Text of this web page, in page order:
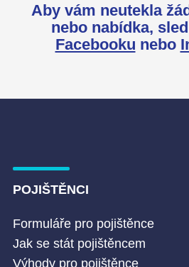
Aby vám neutekla
nebo nabídka,
Facebooku nebo
POJIŠTĚNCI
Formuláře pro pojištěnce
Jak se stát pojištěncem
Výhody pro pojištěnce